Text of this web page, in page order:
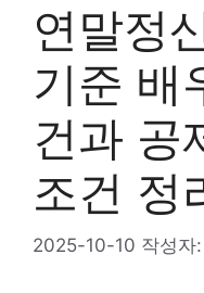
연말정
기준 배
건과 공
조건 정
2025-10-10 작성자: